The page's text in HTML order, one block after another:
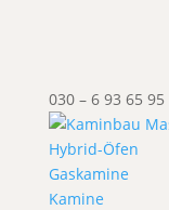
030 – 6 93 65 95
Hybrid-Öfen
Gaskamine
Kamine